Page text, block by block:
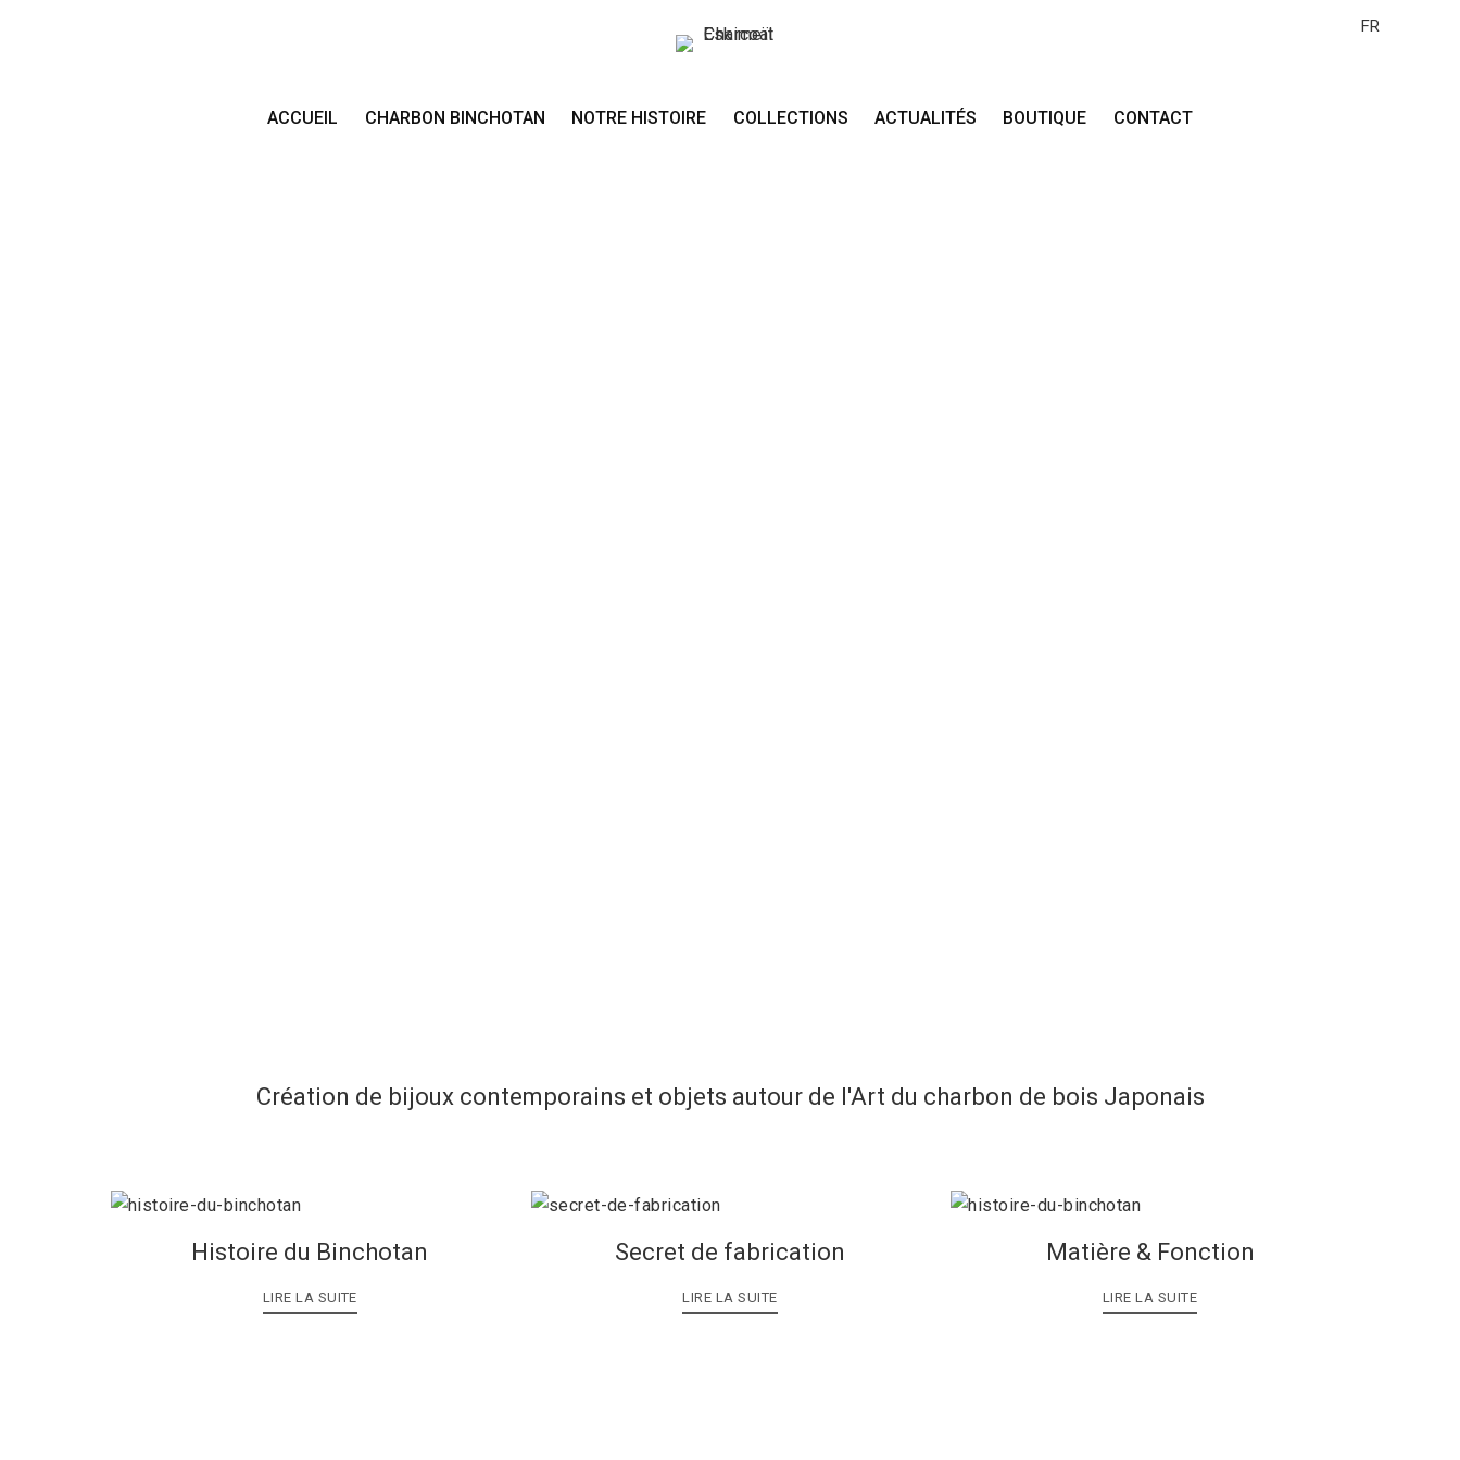
FR
ACCUEIL CHARBON BINCHOTAN NOTRE HISTOIRE COLLECTIONS ACTUALITÉS BOUTIQUE CONTACT
Création de bijoux contemporains et objets autour de l'Art du charbon de bois Japonais
Histoire du Binchotan
LIRE LA SUITE
Secret de fabrication
LIRE LA SUITE
Matière & Fonction
LIRE LA SUITE